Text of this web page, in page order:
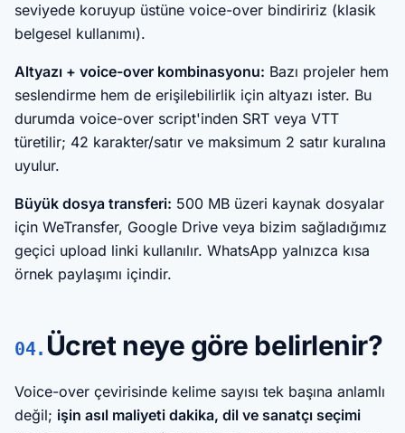
seviyede koruyup üstüne voice-over bindiririz (klasik
belgesel kullanımı).
Altyazı + voice-over kombinasyonu: Bazı projeler hem
seslendirme hem de erişilebilirlik için altyazı ister. Bu
durumda voice-over script'inden SRT veya VTT
türetilir; 42 karakter/satır ve maksimum 2 satır kuralına
uyulur.
Büyük dosya transferi: 500 MB üzeri kaynak dosyalar
için WeTransfer, Google Drive veya bizim sağladığımız
geçici upload linki kullanılır. WhatsApp yalnızca kısa
örnek paylaşımı içindir.
04. Ücret neye göre belirlenir?
Voice-over çevirisinde kelime sayısı tek başına anlamlı
değil; işin asıl maliyeti dakika, dil ve sanatçı seçimi